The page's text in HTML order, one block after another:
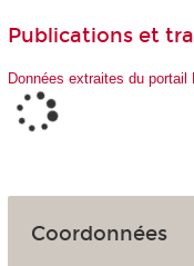
Publications et
Données extraites du portail
Coordonnées